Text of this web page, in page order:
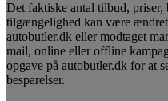
Det faktiske antal tilbud, priser,
tilgængelighed kan være
autobutler.dk eller modtaget
mail, online eller offline
opgave på autobutler.dk for at
besparelser.